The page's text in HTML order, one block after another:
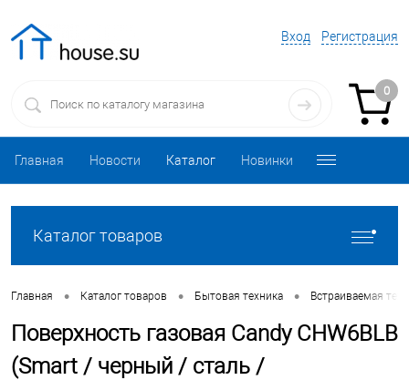
Вход Регистрация
0
Главная Новости Каталог Новинки
Каталог товаров
Главная • Каталог товаров • Бытовая техника • Встраиваемая
Поверхность газовая Candy CHW6BLB
(Smart / черный / сталь /